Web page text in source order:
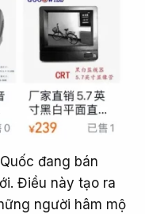
đang bán
Điều này tạo ra
người hâm mộ